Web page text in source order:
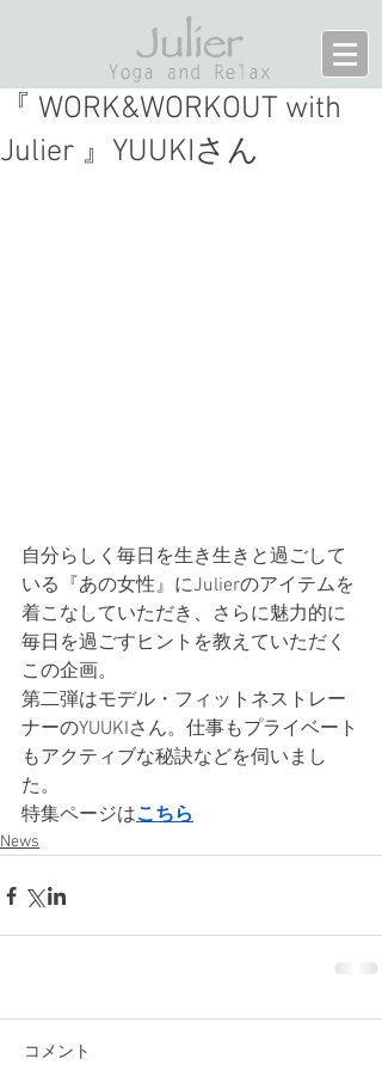
『 WORK&WORKOUT with
Julier 』YUUKIさん
自分らしく毎日を生き生きと過ごして
いる『あの女性』にJulierのアイテムを
着こなしていただき、さらに魅力的に
毎日を過ごすヒントを教えていただく
この企画。
第二弾はモデル・フィットネストレー
ナーのYUUKIさん。仕事もプライベート
もアクティブな秘訣などを伺いまし
た。
特集ページはこちら
News
コメント